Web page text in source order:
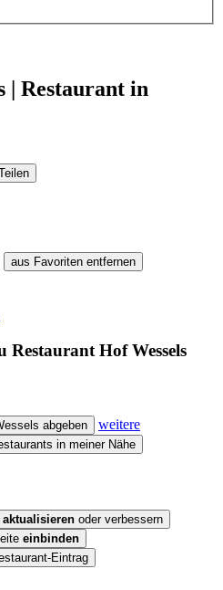
| Restaurant in
aus Favoriten entfernen
Restaurant Hof Wessels
abgeben
weitere
in meiner Nähe
aktualisieren oder verbessern
einbinden
Eintrag